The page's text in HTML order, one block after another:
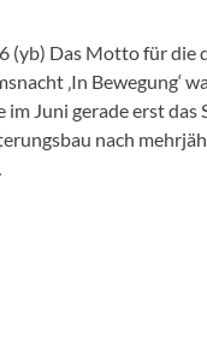
(yb) Das Motto für die
‚In Bewegung‘
im Juni gerade erst das
nach